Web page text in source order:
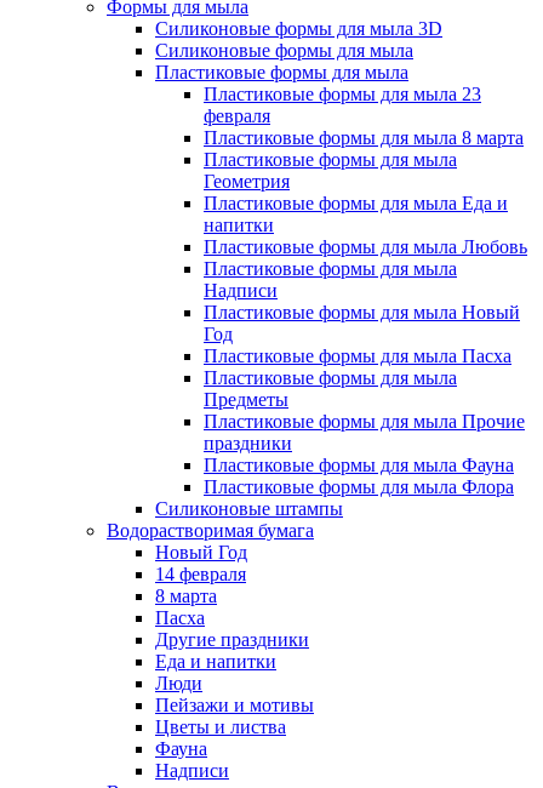
Формы для мыла
Силиконовые формы для мыла 3D
Силиконовые формы для мыла
Пластиковые формы для мыла
Пластиковые формы для мыла 23
февраля
Пластиковые формы для мыла 8 марта
Пластиковые формы для мыла
Геометрия
Пластиковые формы для мыла Еда и
напитки
Пластиковые формы для мыла Любовь
Пластиковые формы для мыла
Надписи
Пластиковые формы для мыла Новый
Год
Пластиковые формы для мыла Пасха
Пластиковые формы для мыла
Предметы
Пластиковые формы для мыла Прочие
праздники
Пластиковые формы для мыла Фауна
Пластиковые формы для мыла Флора
Силиконовые штампы
Водорастворимая бумага
Новый Год
14 февраля
8 марта
Пасха
Другие праздники
Еда и напитки
Люди
Пейзажи и мотивы
Цветы и листва
Фауна
Надписи